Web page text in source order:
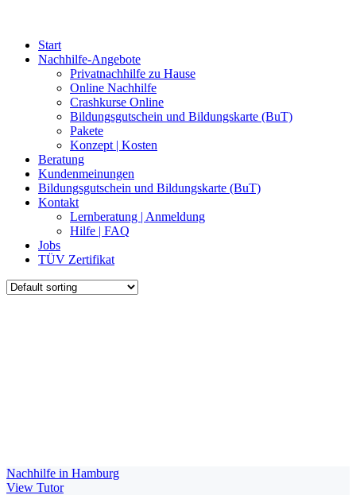
Start
Nachhilfe-Angebote
Privatnachhilfe zu Hause
Online Nachhilfe
Crashkurse Online
Bildungsgutschein und Bildungskarte (BuT)
Pakete
Konzept | Kosten
Beratung
Kundenmeinungen
Bildungsgutschein und Bildungskarte (BuT)
Kontakt
Lernberatung | Anmeldung
Hilfe | FAQ
Jobs
TÜV Zertifikat
Nachhilfe in Hamburg
View Tutor